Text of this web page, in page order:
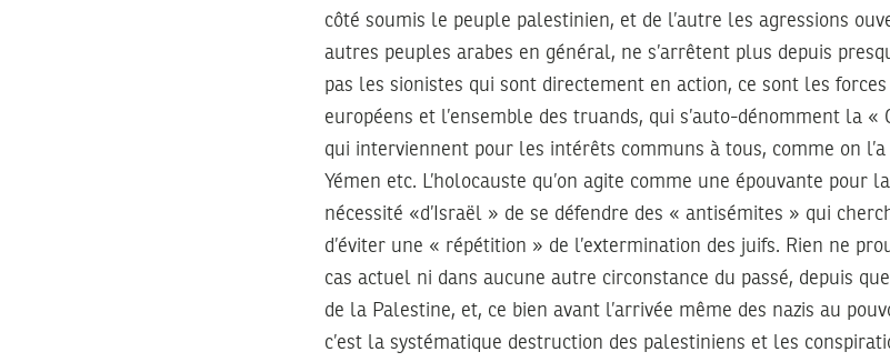
côté soumis le peuple palestinien, et de l’autre les agressions
autres peuples arabes en général, ne s’arrêtent plus depuis
pas les sionistes qui sont directement en action, ce sont les
européens et l’ensemble des truands, qui s’auto-dénomment la
qui interviennent pour les intérêts communs à tous, comme on
Yémen etc. L’holocauste qu’on agite comme une épouvante pour
nécessité «d’Israël » de se défendre des « antisémites » qui
d’éviter une « répétition » de l’extermination des juifs. Rien ne
cas actuel ni dans aucune autre circonstance du passé, depuis
de la Palestine, et, ce bien avant l’arrivée même des nazis au
c’est la systématique destruction des palestiniens et les